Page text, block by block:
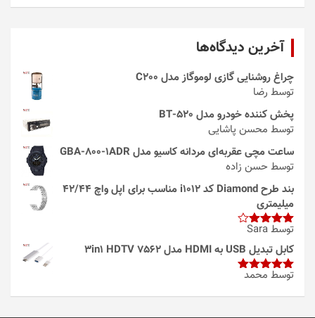
آخرین دیدگاه‌ها
چراغ روشنایی گازی لوموگاز مدل C200
توسط رضا
پخش کننده خودرو مدل 520-BT
توسط محسن پاشایی
ساعت مچی عقربه‌ای مردانه کاسیو مدل GBA-800-1ADR
توسط حسن زاده
بند طرح Diamond کد i1012 مناسب برای اپل واچ 42/44
میلیمتری
امتیاز4
از 5
توسط Sara
کابل تبدیل USB به HDMI مدل 3in1 HDTV 7562
امتیاز5از
توسط محمد